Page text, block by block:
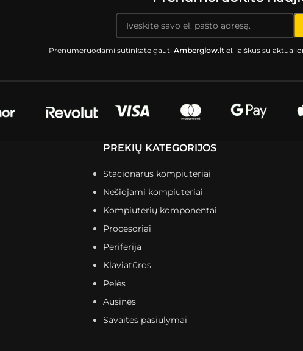
Prenumeruodami sutinkate gautiAmberglow.lt el. laiškus su
PREKIŲ KATEGORIJOS
Stacionarūs kompiuteriai
Nešiojami kompiuteriai
Kompiuterių komponentai
Procesoriai
Periferija
Klaviatūros
Pelės
Ausinės
Savaitės pasiūlymai